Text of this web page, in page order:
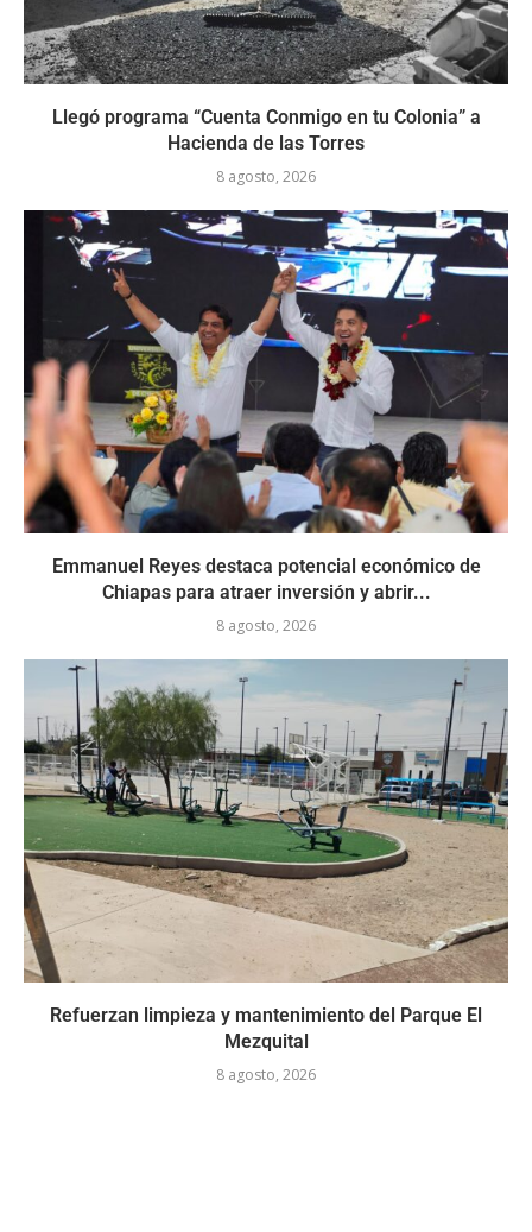
Llegó programa “Cuenta Conmigo en tu Colonia” a
Hacienda de las Torres
8 agosto, 2026
Emmanuel Reyes destaca potencial económico de
Chiapas para atraer inversión y abrir...
8 agosto, 2026
Refuerzan limpieza y mantenimiento del Parque El
Mezquital
8 agosto, 2026